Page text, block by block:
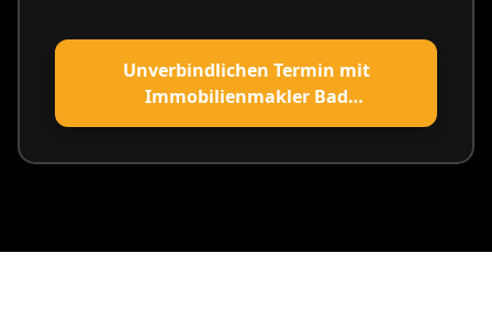
Unverbindlichen Termin mit
Immobilienmakler Bad
Oeynhausen vereinbaren